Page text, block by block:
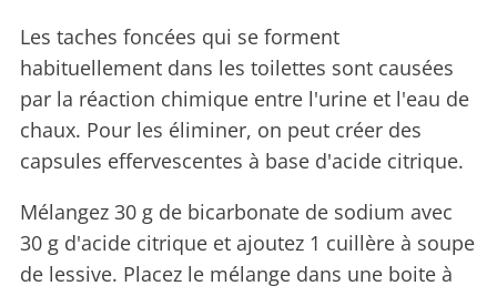
Les taches foncées qui se forment
habituellement dans les toilettes sont causées
par la réaction chimique entre l'urine et l'eau de
chaux. Pour les éliminer, on peut créer des
capsules effervescentes à base d'acide citrique.
Mélangez 30 g de bicarbonate de sodium avec
30 g d'acide citrique et ajoutez 1 cuillère à soupe
de lessive. Placez le mélange dans une boite à